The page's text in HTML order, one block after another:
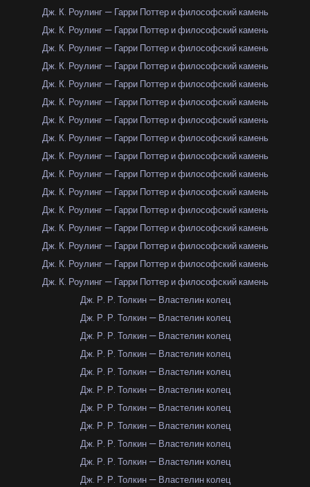
Дж. К. Роулинг — Гарри Поттер и философский камень
Дж. К. Роулинг — Гарри Поттер и философский камень
Дж. К. Роулинг — Гарри Поттер и философский камень
Дж. К. Роулинг — Гарри Поттер и философский камень
Дж. К. Роулинг — Гарри Поттер и философский камень
Дж. К. Роулинг — Гарри Поттер и философский камень
Дж. К. Роулинг — Гарри Поттер и философский камень
Дж. К. Роулинг — Гарри Поттер и философский камень
Дж. К. Роулинг — Гарри Поттер и философский камень
Дж. К. Роулинг — Гарри Поттер и философский камень
Дж. К. Роулинг — Гарри Поттер и философский камень
Дж. К. Роулинг — Гарри Поттер и философский камень
Дж. К. Роулинг — Гарри Поттер и философский камень
Дж. К. Роулинг — Гарри Поттер и философский камень
Дж. К. Роулинг — Гарри Поттер и философский камень
Дж. К. Роулинг — Гарри Поттер и философский камень
Дж. Р. Р. Толкин — Властелин колец
Дж. Р. Р. Толкин — Властелин колец
Дж. Р. Р. Толкин — Властелин колец
Дж. Р. Р. Толкин — Властелин колец
Дж. Р. Р. Толкин — Властелин колец
Дж. Р. Р. Толкин — Властелин колец
Дж. Р. Р. Толкин — Властелин колец
Дж. Р. Р. Толкин — Властелин колец
Дж. Р. Р. Толкин — Властелин колец
Дж. Р. Р. Толкин — Властелин колец
Дж. Р. Р. Толкин — Властелин колец